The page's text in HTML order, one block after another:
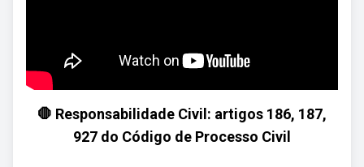
🛑 Responsabilidade Civil: artigos 186, 187,
927 do Código de Processo Civil